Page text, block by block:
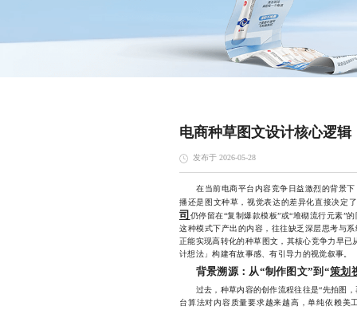
电商种草图文设计核心逻辑
发布于 2026-05-28
在当前电商平台内容竞争日益激烈的背景下
播还是图文种草，视觉表达的差异化直接决定
司 仍停留在“复制爆款模板”或“堆砌流行元素”
这种模式下产出的内容，往往缺乏深层思考与
正能实现高转化的种草图文，其核心竞争力早
计想法」构建有故事感、有引导力的视觉叙事。
背景溯源：从“制作图文”到“策划
过去，种草内容的创作流程往往是“先拍图，
台算法对内容质量要求越来越高，单纯依赖美